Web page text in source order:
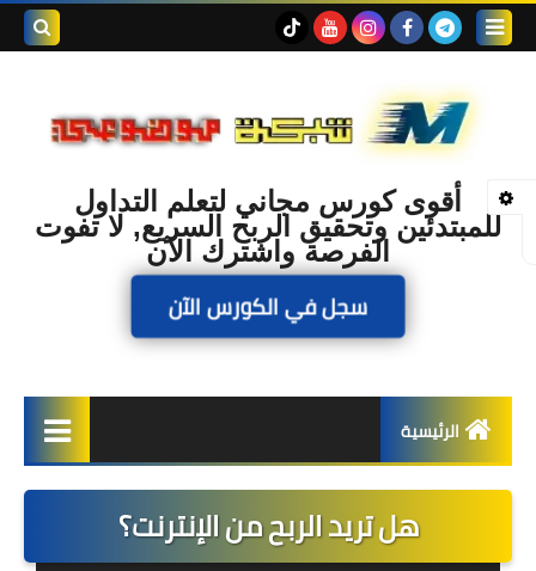
المدونة
أقوى كورس مجاني لتعلم التداول
للمبتدئين وتحقيق الربح السريع, لا تفوت
الفرصة واشترك الآن
سجل في الكورس الآن
الرئيسية
الربح
التجارة الالكترونية
هل تريد الربح من الإنترنت؟